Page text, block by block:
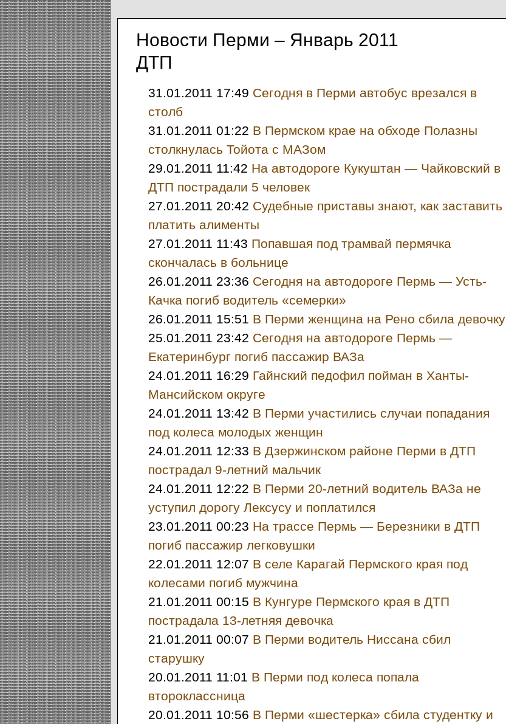
Новости Перми – Январь 2011
ДТП
31.01.2011 17:49 Сегодня в Перми автобус врезался в
столб
31.01.2011 01:22 В Пермском крае на обходе Полазны
столкнулась Тойота с МАЗом
29.01.2011 11:42 На автодороге Кукуштан — Чайковский в
ДТП пострадали 5 человек
27.01.2011 20:42 Судебные приставы знают, как заставить
платить алименты
27.01.2011 11:43 Попавшая под трамвай пермячка
скончалась в больнице
26.01.2011 23:36 Сегодня на автодороге Пермь — Усть-
Качка погиб водитель «семерки»
26.01.2011 15:51 В Перми женщина на Рено сбила девочку
25.01.2011 23:42 Сегодня на автодороге Пермь —
Екатеринбург погиб пассажир ВАЗа
24.01.2011 16:29 Гайнский педофил пойман в Ханты-
Мансийском округе
24.01.2011 13:42 В Перми участились случаи попадания
под колеса молодых женщин
24.01.2011 12:33 В Дзержинском районе Перми в ДТП
пострадал 9-летний мальчик
24.01.2011 12:22 В Перми 20-летний водитель ВАЗа не
уступил дорогу Лексусу и поплатился
23.01.2011 00:23 На трассе Пермь — Березники в ДТП
погиб пассажир легковушки
22.01.2011 12:07 В селе Карагай Пермского края под
колесами погиб мужчина
21.01.2011 00:15 В Кунгуре Пермского края в ДТП
пострадала 13-летняя девочка
21.01.2011 00:07 В Перми водитель Ниссана сбил
старушку
20.01.2011 11:01 В Перми под колеса попала
второклассница
20.01.2011 10:56 В Перми «шестерка» сбила студентку и